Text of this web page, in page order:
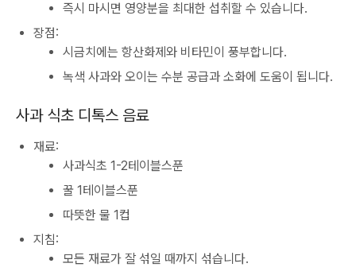
즉시 마시면 영양분을 최대한 섭취할 수 있습니다.
장점:
시금치에는 항산화제와 비타민이 풍부합니다.
녹색 사과와 오이는 수분 공급과 소화에 도움이 됩니다.
사과 식초 디톡스 음료
재료:
사과식초 1-2테이블스푼
꿀 1테이블스푼
따뜻한 물 1컵
지침:
모든 재료가 잘 섞일 때까지 섞습니다.